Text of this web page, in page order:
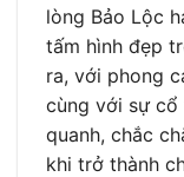
lòng Bảo Lộc
tấm hình đẹp
ra, với phong
cùng với sự cổ
quanh, chắc
khi trở thành